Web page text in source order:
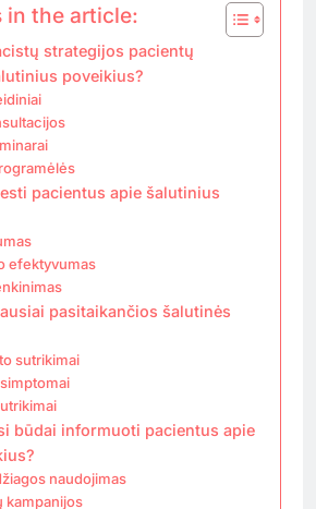
in the article:
strategijos pacientų
poveikius?
pacientus apie šalutinius
efektyvumas
pasitaikančios šalutinės
sutrikimai
būdai informuoti pacientus apie
naudojimas
kampanijos